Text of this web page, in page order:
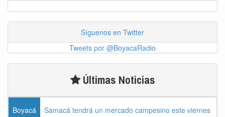
Síguenos en Twitter
Tweets por @BoyacaRadio
Últimas Noticias
Boyacá Samacá tendrá un mercado campesino este viernes